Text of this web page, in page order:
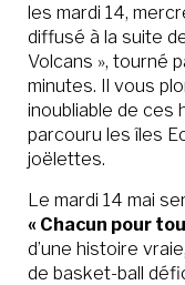
les mardi 14,
diffusé à la suite
Volcans », tourné
minutes. Il vous
inoubliable de ces
parcouru les îles
joëlettes.
Le mardi 14 mai
« Chacun pour
d’une histoire
de basket-ball